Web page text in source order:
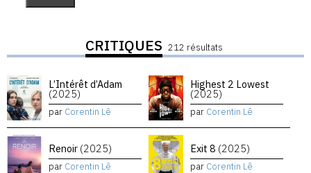
CRITIQUES 212 résultats
L’Intérêt d’Adam
(2025)
par Corentin Lê
Highest 2 Lowest
(2025)
par Corentin Lê
Renoir (2025)
par Corentin Lê
Exit 8 (2025)
par Corentin Lê